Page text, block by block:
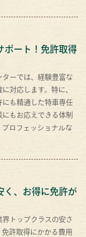
ポート！免許取得
ーでは、経験豊富な
対応します。特に、
も精通した特車専任
もお応えできる体制
ロフェッショナルな
く、お得に免許が
界トップクラスの安さ
許取得にかかる費用